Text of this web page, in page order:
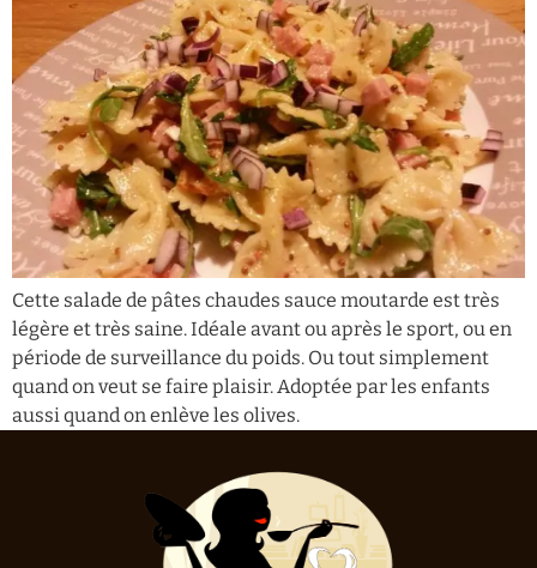
Cette salade de pâtes chaudes sauce moutarde est très
légère et très saine. Idéale avant ou après le sport, ou en
période de surveillance du poids. Ou tout simplement
quand on veut se faire plaisir. Adoptée par les enfants
aussi quand on enlève les olives.